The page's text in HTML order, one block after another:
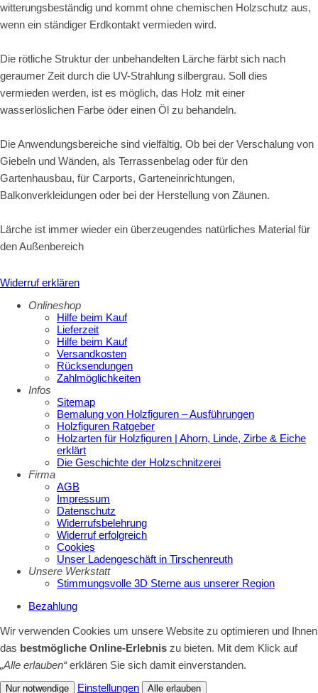
witterungsbeständig und kommt ohne chemischen Holzschutz aus,
wenn ein ständiger Erdkontakt vermieden wird.
Die rötliche Struktur der unbehandelten Lärche färbt sich nach
geraumer Zeit durch die UV-Strahlung silbergrau. Soll dies
vermieden werden, ist es möglich, das Holz mit einer
wasserlöslichen Farbe öder einen Öl zu behandeln.
Die Anwendungsbereiche sind vielfältig. Ob bei der Verschalung von
Giebeln und Wänden, als Terrassenbelag oder für den
Gartenhausbau, für Carports, Garteneinrichtungen,
Balkonverkleidungen oder bei der Herstellung von Zäunen.
Lärche ist immer wieder ein überzeugendes natürliches Material für
den Außenbereich
Widerruf erklären
Onlineshop
Hilfe beim Kauf
Lieferzeit
Hilfe beim Kauf
Versandkosten
Rücksendungen
Zahlmöglichkeiten
Infos
Sitemap
Bemalung von Holzfiguren – Ausführungen
Holzfiguren Ratgeber
Holzarten für Holzfiguren | Ahorn, Linde, Zirbe & Eiche
erklärt
Die Geschichte der Holzschnitzerei
Firma
AGB
Impressum
Datenschutz
Widerrufsbelehrung
Widerruf erfolgreich
Cookies
Unser Ladengeschäft in Tirschenreuth
Unsere Werkstatt
Stimmungsvolle 3D Sterne aus unserer Region
Bezahlung
Wir verwenden Cookies um unsere Website zu optimieren und Ihnen
das bestmögliche Online-Erlebnis zu bieten. Mit dem Klick auf
„Alle erlauben“erklären Sie sich damit einverstanden.
Nur notwendige Einstellungen Alle erlauben